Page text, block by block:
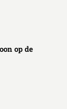
op de